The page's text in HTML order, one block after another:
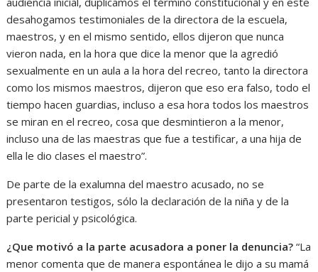
desahogamos testimoniales de la directora de la escuela,
maestros, y en el mismo sentido, ellos dijeron que nunca
vieron nada, en la hora que dice la menor que la agredió
sexualmente en un aula a la hora del recreo, tanto la directora
como los mismos maestros, dijeron que eso era falso, todo el
tiempo hacen guardias, incluso a esa hora todos los maestros
se miran en el recreo, cosa que desmintieron a la menor,
incluso una de las maestras que fue a testificar, a una hija de
ella le dio clases el maestro”.
De parte de la exalumna del maestro acusado, no se
presentaron testigos, sólo la declaración de la niña y de la
parte pericial y psicológica.
¿Que motivó a la parte acusadora a poner la denuncia? “La
menor comenta que de manera espontánea le dijo a su mamá